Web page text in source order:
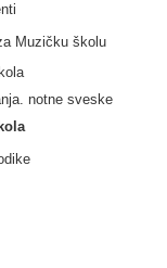
Muzičku školu
notne sveske